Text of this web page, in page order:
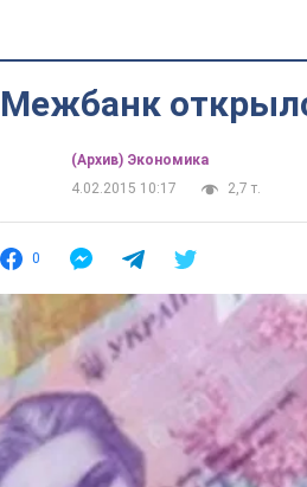
Межбанк
(Архив) Экономика
4.02.2015 10:17
2,7 т.
0